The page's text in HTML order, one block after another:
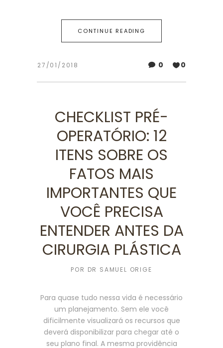
CONTINUE READING
27/01/2018 0 0
CHECKLIST PRÉ-
OPERATÓRIO: 12
ITENS SOBRE OS
FATOS MAIS
IMPORTANTES QUE
VOCÊ PRECISA
ENTENDER ANTES DA
CIRURGIA PLÁSTICA
POR DR SAMUEL ORIGE
Para quase tudo nessa vida é necessário
um planejamento. Sem ele você
dificilmente visualizará os recursos que
deverá disponibilizar para chegar até o
seu plano final. A mesma providência